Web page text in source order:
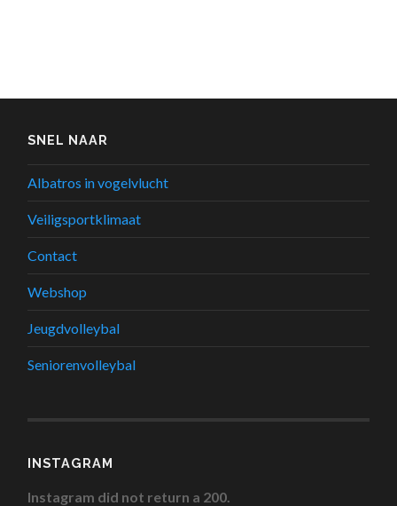
SNEL NAAR
Albatros in vogelvlucht
Veiligsportklimaat
Contact
Webshop
Jeugdvolleybal
Seniorenvolleybal
INSTAGRAM
Instagram did not return a 200.